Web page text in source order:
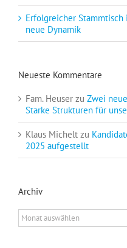
Erfolgreicher Stammtisch
neue Dynamik
Neueste Kommentare
Fam. Heuser zu Zwei
Starke Strukturen für
Klaus Michelt zu
2025 aufgestellt
Archiv
Archiv